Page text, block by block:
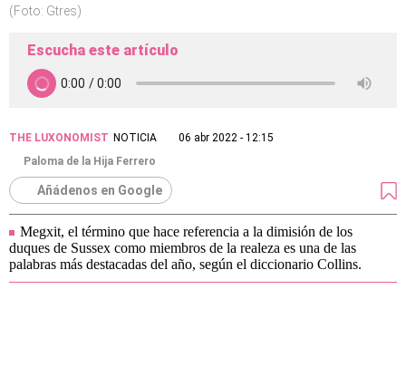
(Foto: Gtres)
Escucha este artículo
THE LUXONOMIST NOTICIA
06 abr 2022 - 12:15
Paloma de la Hija Ferrero
Añádenos en Google
Megxit, el término que hace referencia a la dimisión de los
duques de Sussex como miembros de la realeza es una de las
palabras más destacadas del año, según el diccionario Collins.